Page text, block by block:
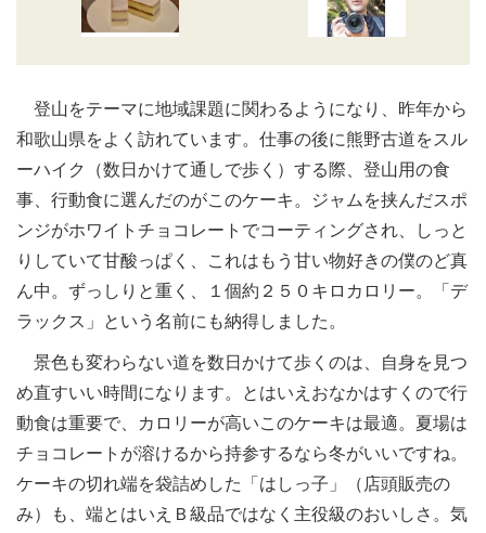
登山をテーマに地域課題に関わるようになり、昨年から
和歌山県をよく訪れています。仕事の後に熊野古道をスル
ーハイク（数日かけて通しで歩く）する際、登山用の食
事、行動食に選んだのがこのケーキ。ジャムを挟んだスポ
ンジがホワイトチョコレートでコーティングされ、しっと
りしていて甘酸っぱく、これはもう甘い物好きの僕のど真
ん中。ずっしりと重く、１個約２５０キロカロリー。「デ
ラックス」という名前にも納得しました。
景色も変わらない道を数日かけて歩くのは、自身を見つ
め直すいい時間になります。とはいえおなかはすくので行
動食は重要で、カロリーが高いこのケーキは最適。夏場は
チョコレートが溶けるから持参するなら冬がいいですね。
ケーキの切れ端を袋詰めした「はしっ子」（店頭販売の
み）も、端とはいえＢ級品ではなく主役級のおいしさ。気